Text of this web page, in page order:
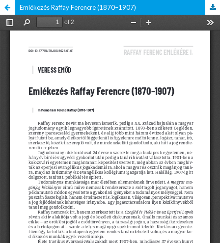
Emlékezés Raffay Ferencre (1870–1907)